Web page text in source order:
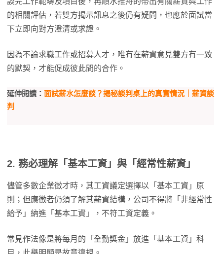
的相關評估，若雙方揭示訊息之後仍有疑問，也應於面試當
下立即向對方澄清或求證。
因為不論求職工作或招募人才，唯有在薪資意見雙方有一致
的默契，才能促成彼此間的合作。
延伸閱讀： 面試薪水怎麼談？揭秘談判桌上的真實情況｜薪資談
判
2. 務必理解「基本工資」與「經常性薪資」
儘管多數企業徵才時，其工資議定選擇以「基本工資」原
則；但應徵者仍須了解其薪資結構，公司不得將「非經常性
給予」納進「基本工資」，不符工資定義。
常見作法像是將每月的「全勤獎金」放進「基本工資」科